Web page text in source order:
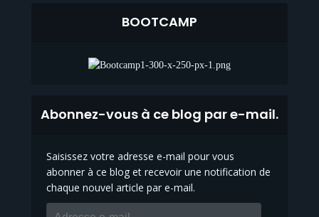
BOOTCAMP
Abonnez-vous à ce blog par e-mail.
Saisissez votre adresse e-mail pour vous
abonner à ce blog et recevoir une notification de
chaque nouvel article par e-mail.